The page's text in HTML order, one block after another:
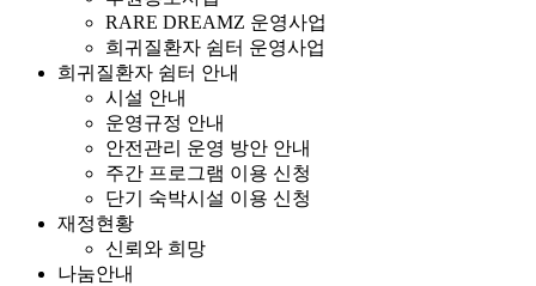
RARE DREAMZ 운영사업
희귀질환자 쉼터 운영사업
희귀질환자 쉼터 안내
시설 안내
운영규정 안내
안전관리 운영 방안 안내
주간 프로그램 이용 신청
단기 숙박시설 이용 신청
재정현황
신뢰와 희망
나눔안내